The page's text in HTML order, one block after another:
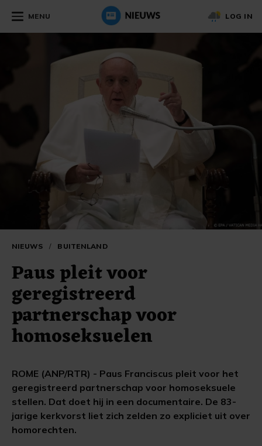
MENU LOG IN
NIEUWS / BUITENLAND
Paus pleit voor
geregistreerd
partnerschap voor
homoseksuelen
ROME (ANP/RTR) - Paus Franciscus pleit voor het
geregistreerd partnerschap voor homoseksuele
stellen. Dat doet hij in een documentaire. De 83-
jarige kerkvorst liet zich zelden zo expliciet uit over
homorechten.